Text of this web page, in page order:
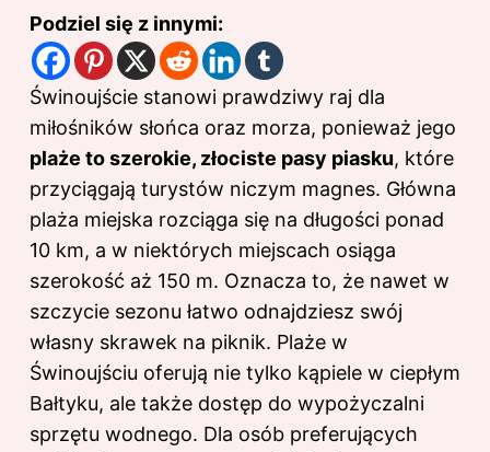
Podziel się z innymi:
Świnoujście stanowi prawdziwy raj dla
miłośników słońca oraz morza, ponieważ jego
plaże to szerokie, złociste pasy piasku, które
przyciągają turystów niczym magnes. Główna
plaża miejska rozciąga się na długości ponad
10 km, a w niektórych miejscach osiąga
szerokość aż 150 m. Oznacza to, że nawet w
szczycie sezonu łatwo odnajdziesz swój
własny skrawek na piknik. Plaże w
Świnoujściu oferują nie tylko kąpiele w ciepłym
Bałtyku, ale także dostęp do wypożyczalni
sprzętu wodnego. Dla osób preferujących